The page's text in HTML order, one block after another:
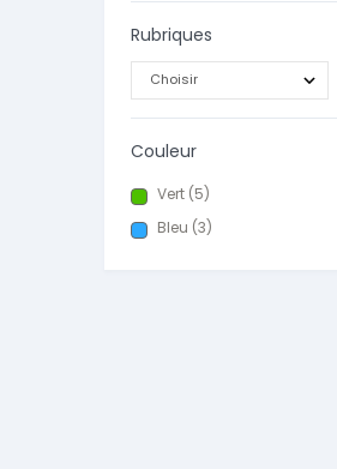
Rubriques
Couleur
Vert(5)
Bleu (3)